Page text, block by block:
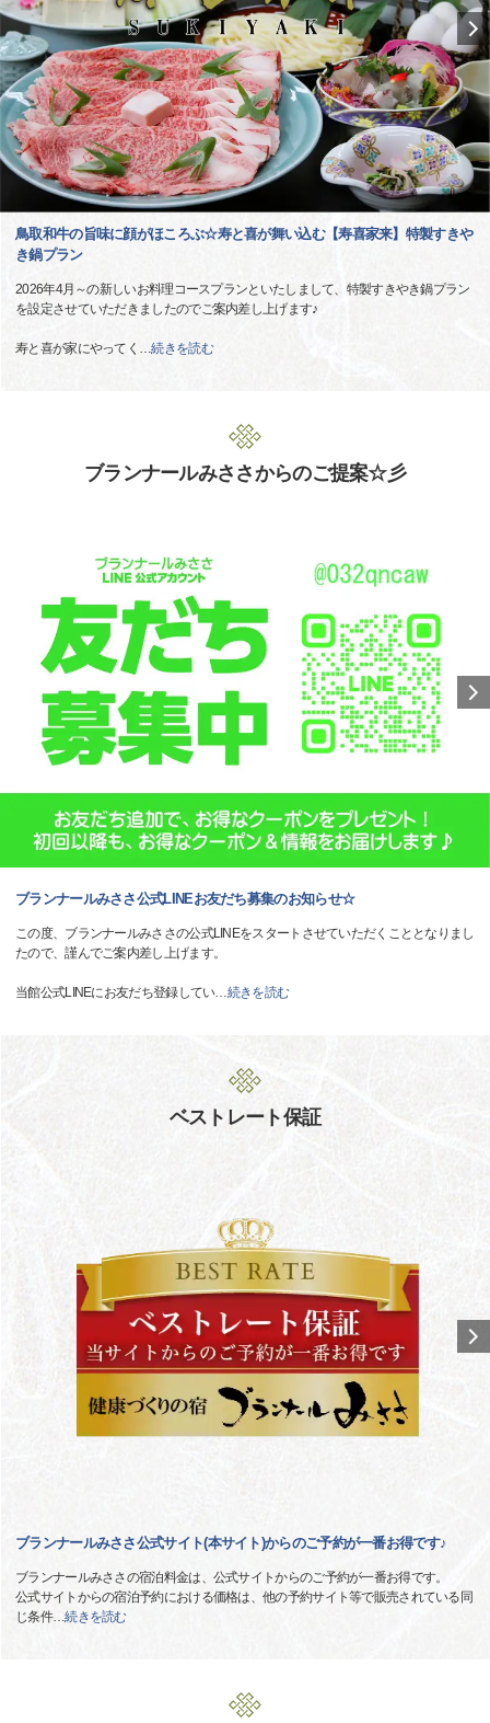
鳥取和牛の旨味に顔がほころぶ☆寿と喜が舞い込む【寿喜家来】特製すきや
き鍋プラン
2026年4月～の新しいお料理コースプランといたしまして、特製すきやき鍋プラン
を設定させていただきましたのでご案内差し上げます♪
寿と喜が家にやってく …続きを読む
ブランナールみささからのご提案☆彡
ブランナールみささ公式LINEお友だち募集のお知らせ☆
この度、ブランナールみささの公式LINEをスタートさせていただくこととなりまし
たので、謹んでご案内差し上げます。
当館公式LINEにお友だち登録してい…続きを読む
ベストレート保証
ブランナールみささ公式サイト(本サイト)からのご予約が一番お得です♪
ブランナールみささの宿泊料金は、公式サイトからのご予約が一番お得です。
公式サイトからの宿泊予約における価格は、他の予約サイト等で販売されている同
じ条件…続きを読む